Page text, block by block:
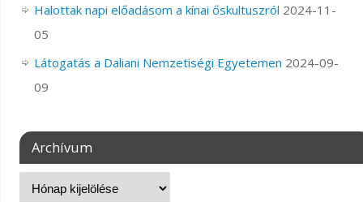
Halottak napi előadásom a kínai őskultuszról 2024-11-
05
Látogatás a Daliani Nemzetiségi Egyetemen 2024-09-
09
Archívum